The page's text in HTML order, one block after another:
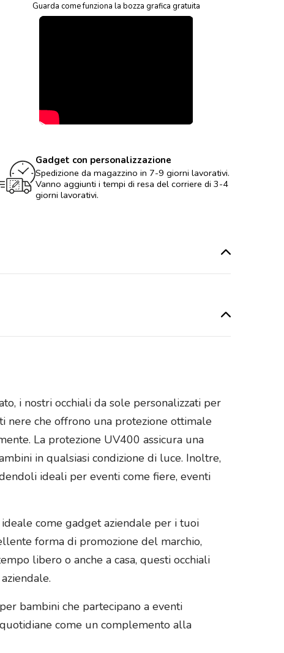
Guarda come funziona la bozza grafica gratuita
Gadget con personalizzazione
Spedizione da magazzino in 7-9 giorni lavorativi.
Vanno aggiunti i tempi di resa del corriere di 3-4
giorni lavorativi.
i nostri occhiali da sole personalizzati per
nere che offrono una protezione ottimale
La protezione UV400 assicura una
in qualsiasi condizione di luce. Inoltre,
ideali per eventi come fiere, eventi
come gadget aziendale per i tuoi
forma di promozione del marchio,
libero o anche a casa, questi occhiali
bambini che partecipano a eventi
come un complemento alla